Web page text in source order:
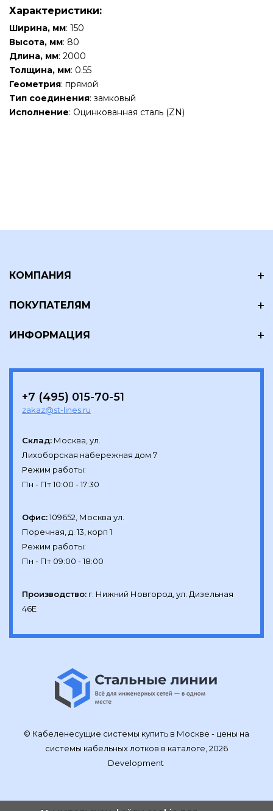
Характеристики:
Ширина, мм: 150
Высота, мм: 80
Длина, мм: 2000
Толщина, мм: 0.55
Геометрия: прямой
Тип соединения: замковый
Исполнение: Оцинкованная сталь (ZN)
КОМПАНИЯ
ПОКУПАТЕЛЯМ
ИНФОРМАЦИЯ
+7 (495) 015-70-51
zakaz@st-lines.ru
Склад: Москва, ул.
Лихоборская набережная дом 7
Режим работы:
Офис:109652, Москва ул.
Поречная, д. 13, корп 1
Режим работы:
Производство: г. Нижний Новгород, ул. Дизельная
46Е
© Кабеленесущие системы купить в Москве - цены на
системы кабельных лотков в каталоге, 2026
Development